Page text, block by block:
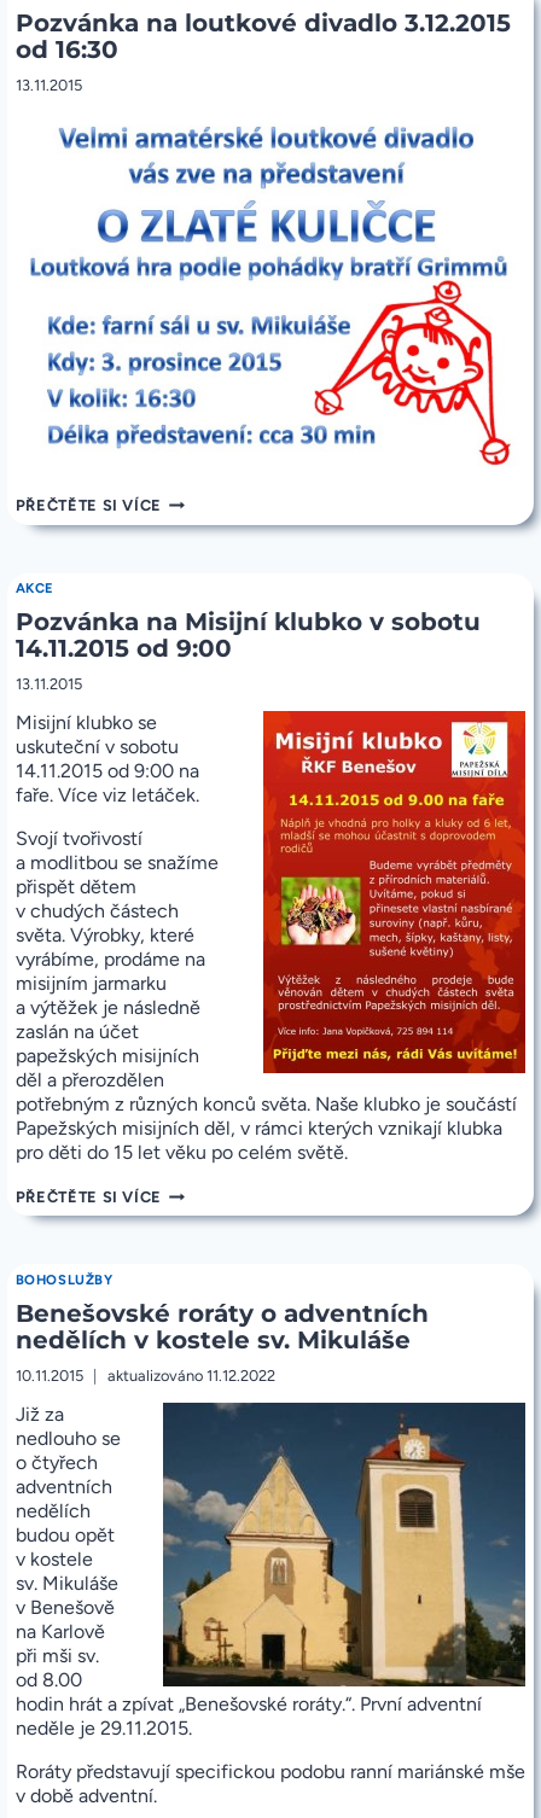
milosrdenství“
ROK
MILOSRDENSTVÍ
Pozvánka na loutkové divadlo 3.12.2015
od 16:30
13.11.2015
PŘEČTĚTE SI VÍCE POZVÁNKA
16:30
AKCE
Pozvánka na Misijní klubko v sobotu
14.11.2015 od 9:00
13.11.2015
Misijní klubko se
uskuteční v sobotu
14.11.2015 od 9:00 na
faře. Více viz letáček.
Svojí tvořivostí
a modlitbou se snažíme
přispět dětem
v chudých částech
světa. Výrobky, které
vyrábíme, prodáme na
misijním jarmarku
a výtěžek je následně
zaslán na účet
papežských misijních
děl a přerozdělen
potřebným z různých konců světa. Naše klubko je součástí
Papežských misijních děl, v rámci kterých vznikají klubka
pro děti do 15 let věku po celém světě.
PŘEČTĚTE SI VÍCE POZVÁNKA
NA
14.11.2015
OD
9:00
BOHOSLUŽBY
Benešovské roráty o adventních
nedělích v kostele sv. Mikuláše
10.11.2015 aktualizováno 11.12.2022
Již za
nedlouho se
o čtyřech
adventních
nedělích
budou opět
v kostele
sv. Mikuláše
v Benešově
na Karlově
při mši sv.
od 8.00
hodin hrát a zpívat „Benešovské roráty.“. První adventní
neděle je 29.11.2015.
Roráty představují specifickou podobu ranní mariánské mše
v době adventní.